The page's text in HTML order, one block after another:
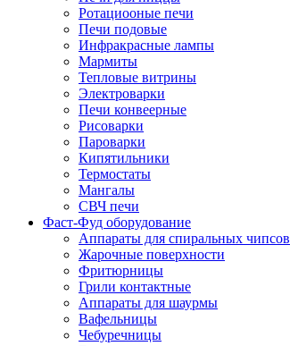
Ротациооные печи
Печи подовые
Инфракрасные лампы
Мармиты
Тепловые витрины
Электроварки
Печи конвеерные
Рисоварки
Пароварки
Кипятильники
Термостаты
Мангалы
СВЧ печи
Фаст-Фуд оборудование
Аппараты для спиральных чипсов
Жарочные поверхности
Фритюрницы
Грили контактные
Аппараты для шаурмы
Вафельницы
Чебуречницы